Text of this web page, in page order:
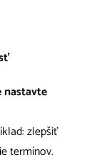
nastavte
zlepšiť
termínov.